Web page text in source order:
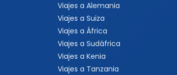
Viajes a Alemania
Viajes a Suiza
Viajes a África
Viajes a Sudáfrica
Viajes a Kenia
Viajes a Tanzania